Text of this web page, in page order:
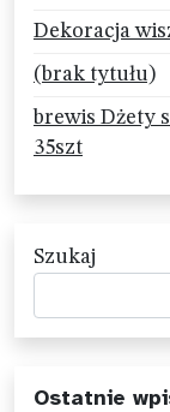
Dekoracja
(brak tytułu)
brewis Dżety
35szt
Szukaj
Ostatnie